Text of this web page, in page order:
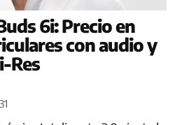
6i: Precio en
con audio y
Res